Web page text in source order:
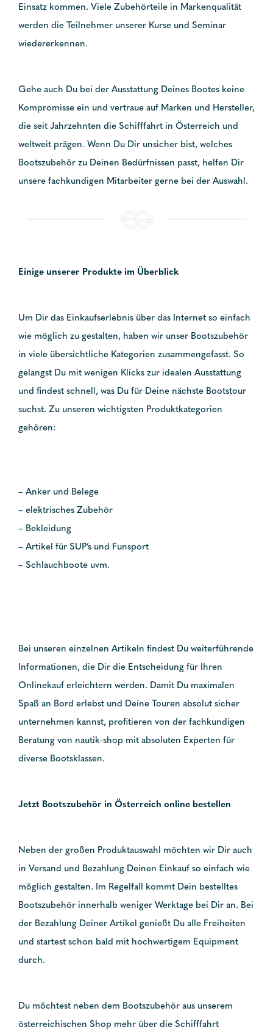
Einsatz kommen. Viele Zubehörteile in Markenqualität
werden die Teilnehmer unserer Kurse und Seminar
wiedererkennen.
Gehe auch Du bei der Ausstattung Deines Bootes keine
Kompromisse ein und vertraue auf Marken und Hersteller,
die seit Jahrzehnten die Schifffahrt in Österreich und
weltweit prägen. Wenn Du Dir unsicher bist, welches
Bootszubehör zu Deinen Bedürfnissen passt, helfen Dir
unsere fachkundigen Mitarbeiter gerne bei der Auswahl.
Einige unserer Produkte im Überblick
Um Dir das Einkaufserlebnis über das Internet so einfach
wie möglich zu gestalten, haben wir unser Bootszubehör
in viele übersichtliche Kategorien zusammengefasst. So
gelangst Du mit wenigen Klicks zur idealen Ausstattung
und findest schnell, was Du für Deine nächste Bootstour
suchst. Zu unseren wichtigsten Produktkategorien
gehören:
– Anker und Belege
– elektrisches Zubehör
– Bekleidung
– Artikel für SUP’s und Funsport
– Schlauchboote uvm.
Bei unseren einzelnen Artikeln findest Du weiterführende
Informationen, die Dir die Entscheidung für Ihren
Onlinekauf erleichtern werden. Damit Du maximalen
Spaß an Bord erlebst und Deine Touren absolut sicher
unternehmen kannst, profitieren von der fachkundigen
Beratung von nautik-shop mit absoluten Experten für
diverse Bootsklassen.
Jetzt Bootszubehör in Österreich online bestellen
Neben der großen Produktauswahl möchten wir Dir auch
in Versand und Bezahlung Deinen Einkauf so einfach wie
möglich gestalten. Im Regelfall kommt Dein bestelltes
Bootszubehör innerhalb weniger Werktage bei Dir an. Bei
der Bezahlung Deiner Artikel genießt Du alle Freiheiten
und startest schon bald mit hochwertigem Equipment
durch.
Du möchtest neben dem Bootszubehör aus unserem
österreichischen Shop mehr über die Schifffahrt